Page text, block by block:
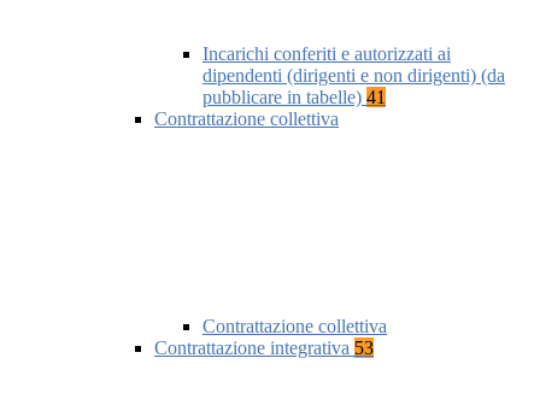
Incarichi conferiti e autorizzati ai
dipendenti (dirigenti e non dirigenti) (da
pubblicare in tabelle) 41
Contrattazione collettiva
Contrattazione collettiva
Contrattazione integrativa 53